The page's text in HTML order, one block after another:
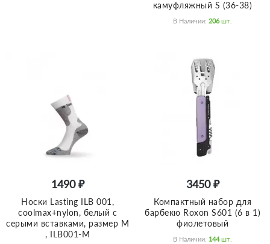
камуфляжный S (36-38)
В Наличии: 206 Шт.
1490 ₽
Носки Lasting ILB 001,
coolmax+nylon, белый с
серыми вставками, размер M
, ILB001-M
3450 ₽
Компактный набор для
барбекю Roxon S601 (6 в 1)
фиолетовый
В Наличии: 144 Шт.